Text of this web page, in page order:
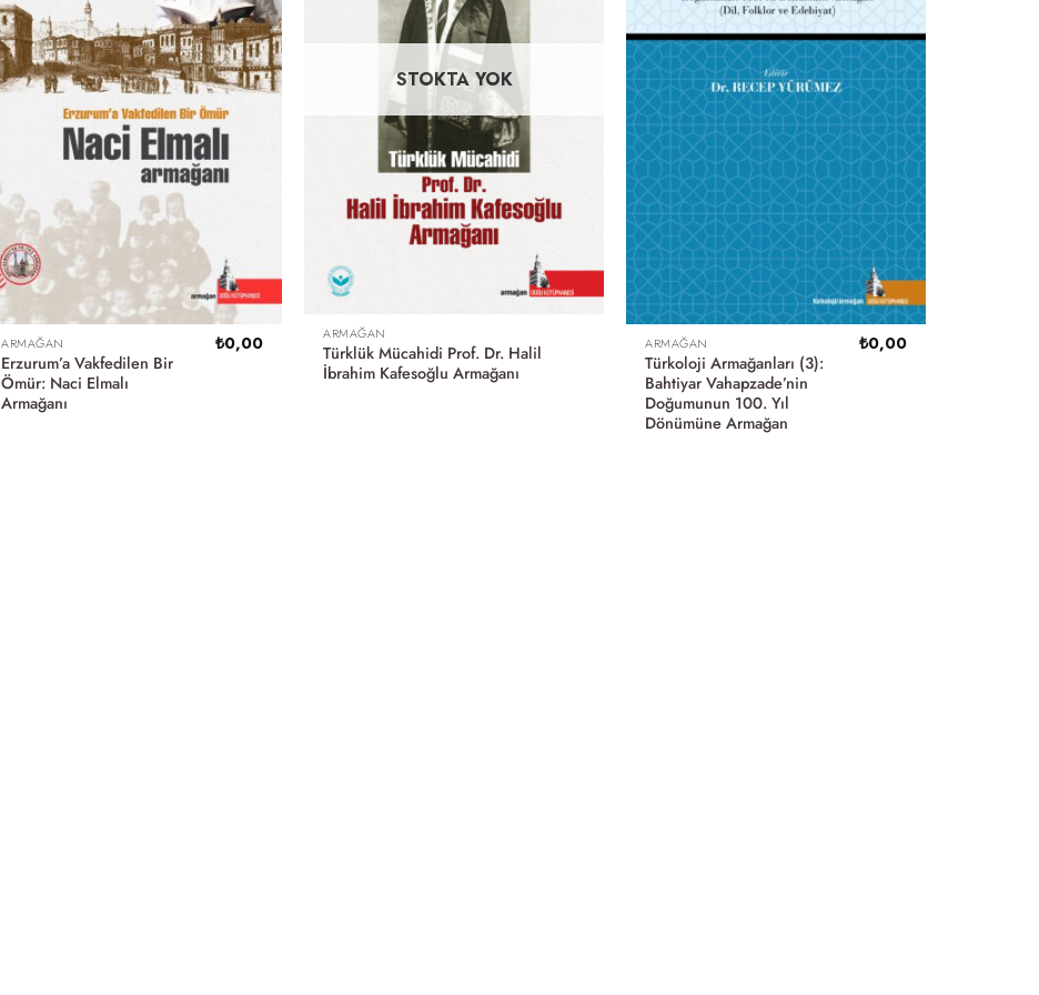
ARMAĞAN
Erzurum’a Vakfedilen Bir
Ömür: Naci Elmalı
Armağanı
₺0,00
STOKTA YOK
ARMAĞAN
Türklük Mücahidi Prof. Dr. Halil
İbrahim Kafesoğlu Armağanı
ARMAĞAN
Türkoloji Armağanları (3):
Bahtiyar Vahapzade’nin
Doğumunun 100. Yıl
Dönümüne Armağan
₺0,00